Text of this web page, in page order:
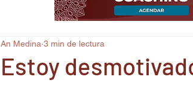
Estoy
An Medina 3 min de lectura